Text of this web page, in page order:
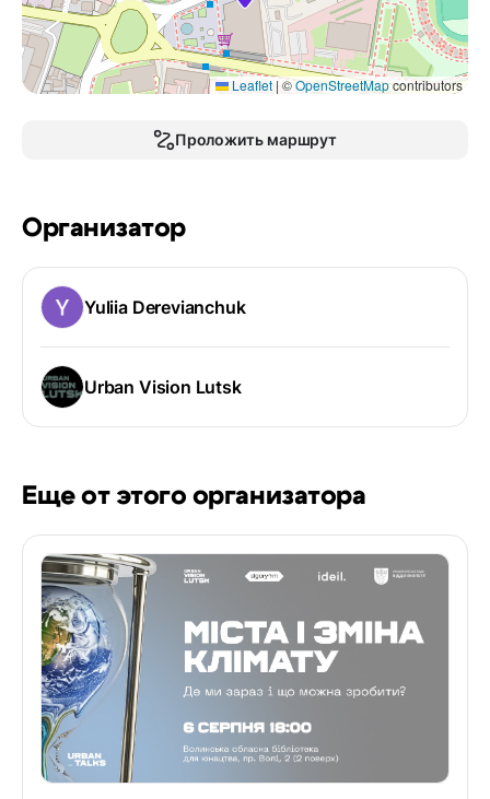
Leaflet |©OpenStreetMapcontributors
Проложить маршрут
Организатор
Yuliia Derevianchuk
Urban Vision Lutsk
Еще от этого организатора